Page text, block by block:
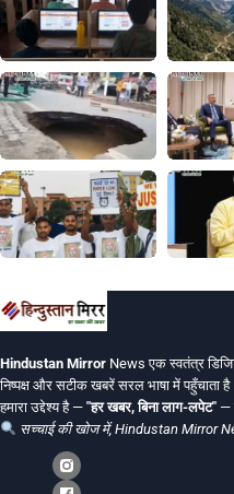
Hindustan Mirror News एक स्वतंत्र
निष्पक्ष और सटीक खबरें सरल भाषा में पहुँचाता
हमारा उद्देश्य है — "हर खबर, बिना लाग-लपेट" —
सच्चाई की खोज में, Hindustan Mirror